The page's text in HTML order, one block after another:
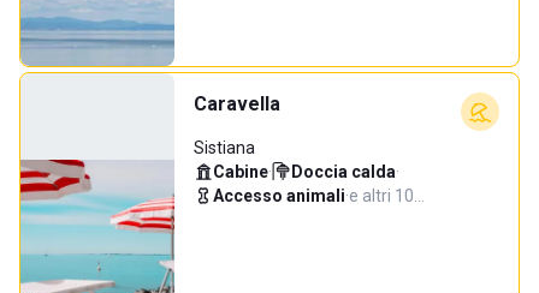
Caravella
Sistiana
Cabine· Doccia calda·
Accesso animali·e altri 10…